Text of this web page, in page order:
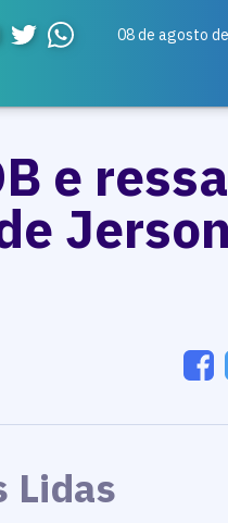
08 de agosto
e
Jerson
Lidas